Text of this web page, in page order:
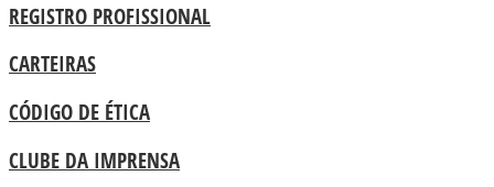
REGISTRO PROFISSIONAL
CARTEIRAS
CÓDIGO DE ÉTICA
CLUBE DA IMPRENSA